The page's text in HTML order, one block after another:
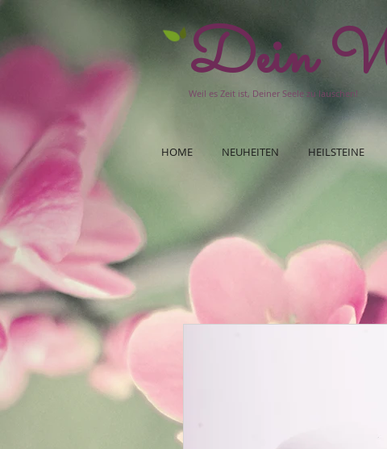
Dein
Weil es Zeit ist, Deiner Seele zu lauschen!
HOME NEUHEITEN HEILSTEINE